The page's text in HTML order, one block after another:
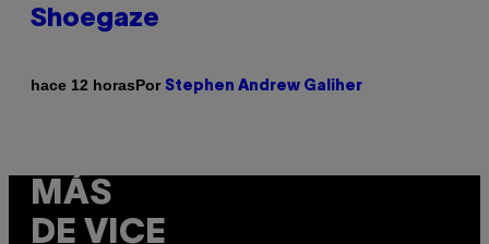
Shoegaze
hace 12 horasPor Stephen Andrew Galiher
MÁS
DE VICE